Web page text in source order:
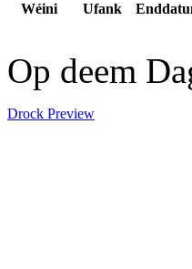
Wéini Ufank
Op deem
Drock Preview